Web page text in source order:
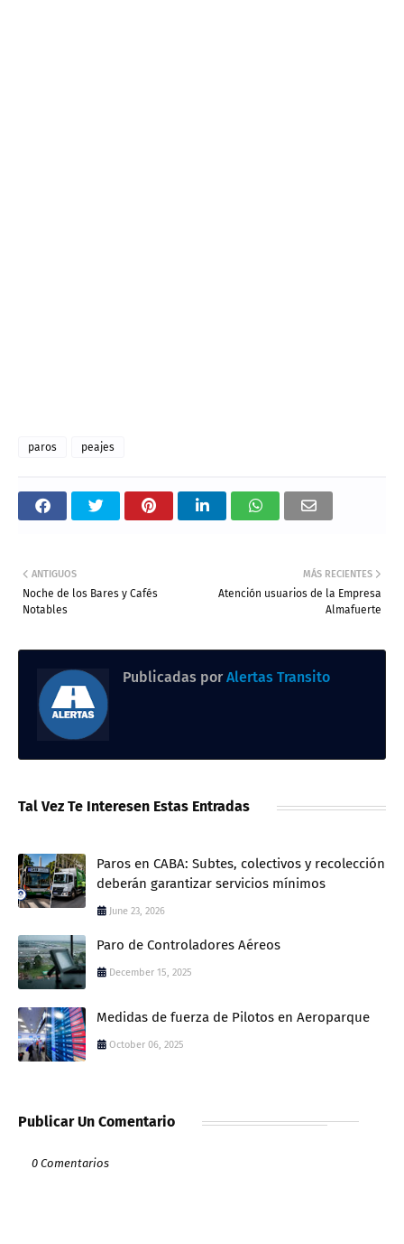
paros peajes
MÁS RECIENTES
Atención usuarios de la Empresa
Almafuerte
ANTIGUOS
Noche de los Bares y Cafés
Notables
Publicadas por Alertas Transito
Tal Vez Te Interesen Estas Entradas
Paros en CABA: Subtes, colectivos y recolección
deberán garantizar servicios mínimos
June 23, 2026
Paro de Controladores Aéreos
December 15, 2025
Medidas de fuerza de Pilotos en Aeroparque
October 06, 2025
Publicar Un Comentario
0 Comentarios